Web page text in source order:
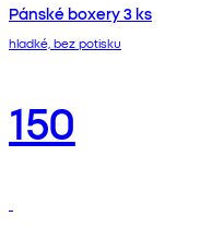
Pánské boxery 3 ks
hladké, bez potisku
150